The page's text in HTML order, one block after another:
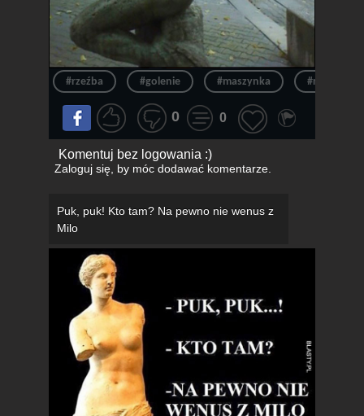
#rzeźba #golenie #maszynka #rzeźby
0 0
Komentuj bez logowania :)
Zaloguj się, by móc dodawać komentarze.
Puk, puk! Kto tam? Na pewno nie wenus z
Milo